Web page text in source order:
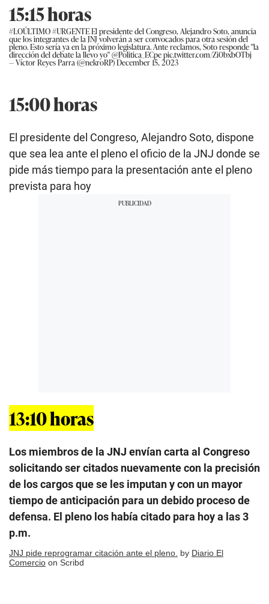
15:15 horas
#LOÚLTIMO#URGENTEEl presidente del Congreso, Alejandro Soto, anuncia
que los integrantes de la JNJ volverán a ser convocados para otra sesión del
pleno. Esto sería ya en la próximo legislatura. Ante reclamos, Soto responde "la
dirección del debate la llevo yo"@Politica_ECpepic.twitter.com/Zi0bxbOTbj
— Víctor Reyes Parra (@nekroRP)December 15, 2023
15:00 horas
El presidente del Congreso, Alejandro Soto, dispone
que sea lea ante el pleno el oficio de la JNJ donde se
pide más tiempo para la presentación ante el pleno
prevista para hoy
13:10 horas
Los miembros de la JNJ envían carta al Congreso
solicitando ser citados nuevamente con la precisión
de los cargos que se les imputan y con un mayor
tiempo de anticipación para un debido proceso de
defensa. El pleno los había citado para hoy a las 3
p.m.
JNJ pide reprogramar citación ante el pleno. by Diario El
Comercio on Scribd